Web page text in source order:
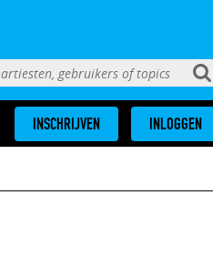
INSCHRIJVEN INLOGGEN